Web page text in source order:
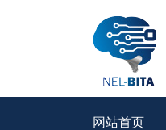
网站首页